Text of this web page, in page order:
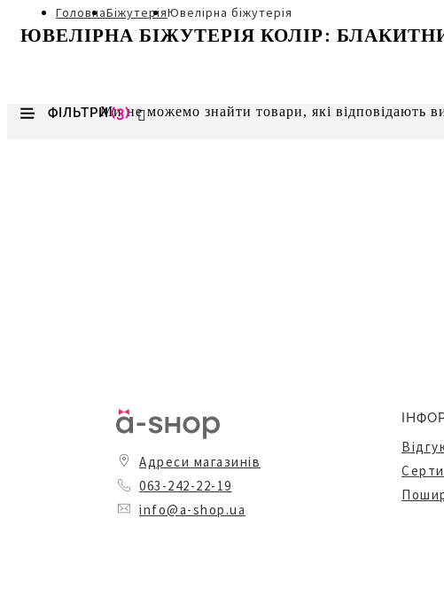
головна біжутерія ювелірна біжутерія
ЮВЕЛІРНА БІЖУТЕРІЯ КОЛІР:
Ми не можемо знайти товари, які відповідають
ФІЛЬТРИ(3)
Адреси магазинів
063-242-22-19
info@a-shop.ua